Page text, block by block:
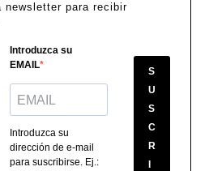
newsletter para recibir
Introduzca su
EMAIL
Introduzca su
dirección de e-mail
para suscribirse. Ej.:
S
U
S
C
R